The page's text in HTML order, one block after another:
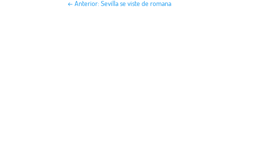
←Anterior: Sevilla se viste de romana